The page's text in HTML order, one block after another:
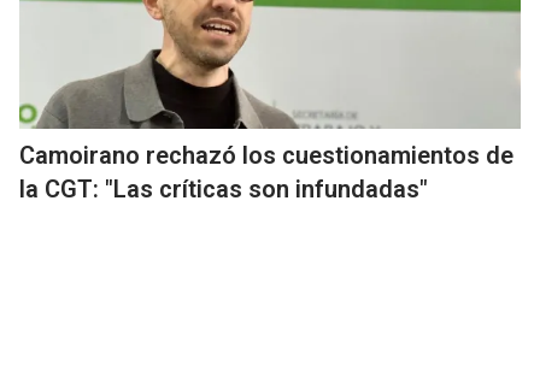
Camoirano rechazó los cuestionamientos de
la CGT: "Las críticas son infundadas"